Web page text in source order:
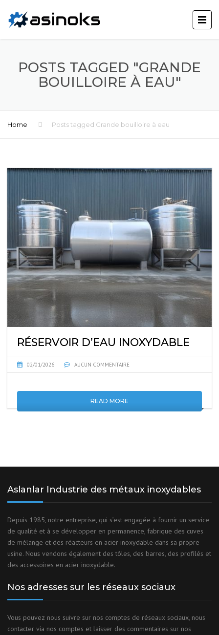
POSTS TAGGED "GRANDE
BOUILLOIRE À EAU"
Home Posts tagged Grande bouilloire à eau
RÉSERVOIR D’EAU INOXYDABLE
02/01/2026 AUCUN COMMENTAIRE
READ MORE
Aslanlar Industrie des métaux inoxydables
Depuis 1985, notre entreprise, qui s’est engagée à fournir un service
de qualité et à se développer en permanence, fabrique des cuves
de mélange et des réacteurs en acier inoxydable dans sa propre
usine. Nous vendons également des tôles, des barres, des profilés et
des accessoires en acier inoxydable.
Nos adresses sur les réseaux sociaux
Vous pouvez nous suivre sur nos comptes de réseaux sociaux, nous
contacter via nos comptes et laisser des commentaires sur nos